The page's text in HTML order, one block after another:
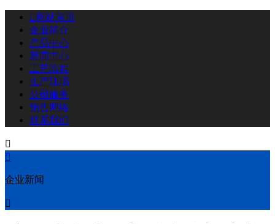
 网站首页
企业简介
产品中心
新闻中心
工艺流程
生产现场
公司服务
销售网络
联系我们


企业新闻
